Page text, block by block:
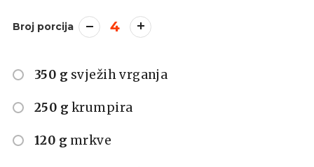
Broj porcija 4
350 g svježih vrganja
250 g krumpira
120 g mrkve